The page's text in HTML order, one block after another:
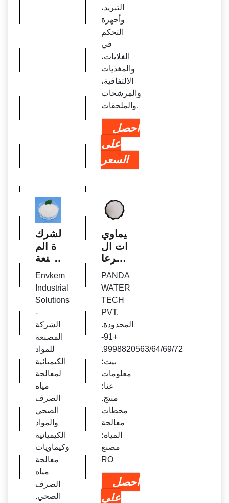
التبريد،
وأجهزة
التحكم
في
الغلايات،
والمغذيات
الالتفافية،
والمرشحات
والملحقات.
احصل
على
السعر
الشرك
ة الم
صنعة
للمواد
الكيمي
ائية و
ة مياه
الصر
ف ال
صحي
الصر
ف ال
صحي
Envkem
Industrial
Solutions
-
الشركة
المصنعة
للمواد
الكيميائية
لمعالجة
مياه
الصرف
الصحي
والمواد
الكيميائية
وكيماويات
معالجة
مياه
الصرف
الصحي.
كيماوي
ات ال
جرعا
ت/كي
ماويا
ت مع
الجة ا
PANDA
WATER
TECH
PVT.
المحدودة.
+91-
9998820563/64/69/72.
بيت؛
معلومات
عنا؛
منتج.
محطات
معالجة
المياه؛
مصنع
RO
احصل
على